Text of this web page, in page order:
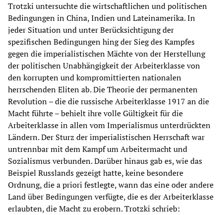
Trotzki untersuchte die wirtschaftlichen und politischen
Bedingungen in China, Indien und Lateinamerika. In
jeder Situation und unter Berücksichtigung der
spezifischen Bedingungen hing der Sieg des Kampfes
gegen die imperialistischen Mächte von der Herstellung
der politischen Unabhängigkeit der Arbeiterklasse von
den korrupten und kompromittierten nationalen
herrschenden Eliten ab. Die Theorie der permanenten
Revolution – die die russische Arbeiterklasse 1917 an die
Macht führte – behielt ihre volle Gültigkeit für die
Arbeiterklasse in allen vom Imperialismus unterdrückten
Ländern. Der Sturz der imperialistischen Herrschaft war
untrennbar mit dem Kampf um Arbeitermacht und
Sozialismus verbunden. Darüber hinaus gab es, wie das
Beispiel Russlands gezeigt hatte, keine besondere
Ordnung, die a priori festlegte, wann das eine oder andere
Land über Bedingungen verfügte, die es der Arbeiterklasse
erlaubten, die Macht zu erobern. Trotzki schrieb: